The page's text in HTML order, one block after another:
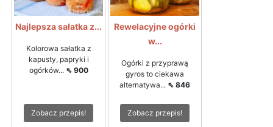
Najlepsza sałatka z...
Kolorowa sałatka z
kapusty, papryki i
ogórków... ⇖ 900
Zobacz przepis!
Rewelacyjne ogórki
w...
Ogórki z przyprawą
gyros to ciekawa
alternatywa... ⇖ 846
Zobacz przepis!